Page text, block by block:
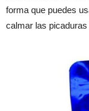
forma que puedes
calmar las